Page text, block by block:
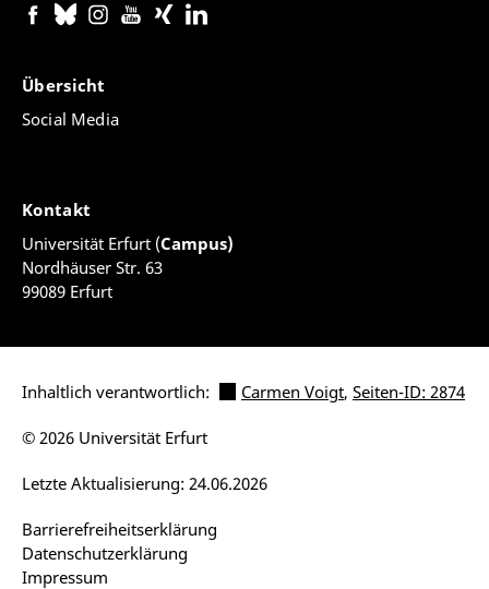
Übersicht
Social Media
Kontakt
Universität Erfurt (Campus)
Nordhäuser Str. 63
99089 Erfurt
Inhaltlich verantwortlich: Carmen Voigt, Seiten-ID: 2874
Barrierefreiheitserklärung
Datenschutzerklärung
Impressum
Letzte Aktualisierung: 24.06.2026
© 2026 Universität Erfurt